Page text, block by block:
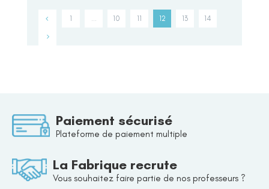
1 … 10 11 12 13 14
Paiement sécurisé
Plateforme de paiement multiple
La Fabrique recrute
Vous souhaitez faire partie de nos professeurs ?